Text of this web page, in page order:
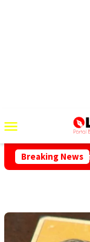
Mobile
Breaking News
Masyarakat